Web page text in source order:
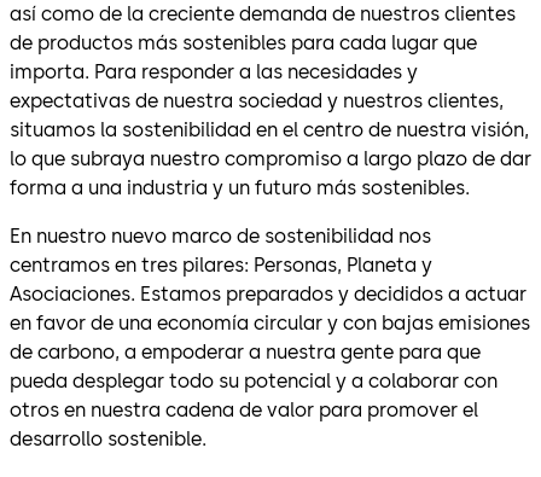
así como de la creciente demanda de nuestros clientes
de productos más sostenibles para cada lugar que
importa. Para responder a las necesidades y
expectativas de nuestra sociedad y nuestros clientes,
situamos la sostenibilidad en el centro de nuestra visión,
lo que subraya nuestro compromiso a largo plazo de dar
forma a una industria y un futuro más sostenibles.
En nuestro nuevo marco de sostenibilidad nos
centramos en tres pilares: Personas, Planeta y
Asociaciones. Estamos preparados y decididos a actuar
en favor de una economía circular y con bajas emisiones
de carbono, a empoderar a nuestra gente para que
pueda desplegar todo su potencial y a colaborar con
otros en nuestra cadena de valor para promover el
desarrollo sostenible.